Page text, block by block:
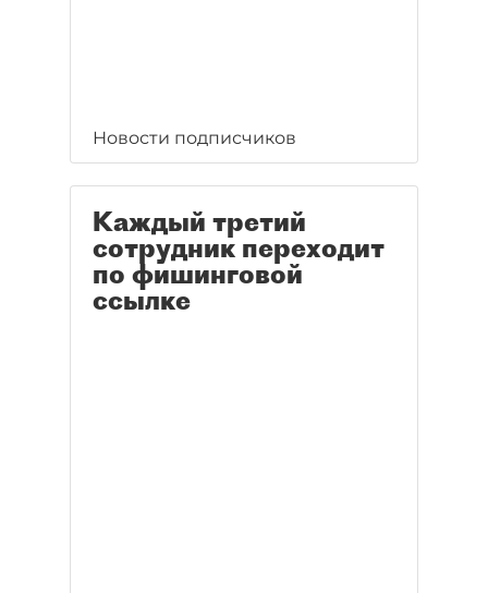
Новости подписчиков
Каждый третий
сотрудник переходит
по фишинговой
ссылке